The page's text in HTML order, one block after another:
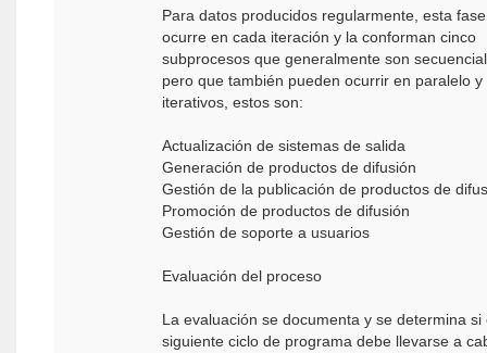
Para datos producidos regularmente, esta fase
ocurre en cada iteración y la conforman cinco
subprocesos que generalmente son
pero que también pueden ocurrir en paralelo y
iterativos, estos son:
Actualización de sistemas de salida
Generación de productos de difusión
Gestión de la publicación de productos de
Promoción de productos de difusión
Gestión de soporte a usuarios
Evaluación del proceso
La evaluación se documenta y se determina si
siguiente ciclo de programa debe llevarse a